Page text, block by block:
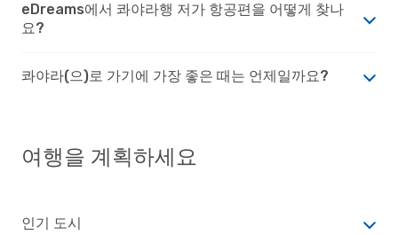
eDreams에서 콰야라행 저가 항공편을 어떻게 찾나
요?
콰야라(으)로 가기에 가장 좋은 때는 언제일까요?
여행을 계획하세요
인기 도시